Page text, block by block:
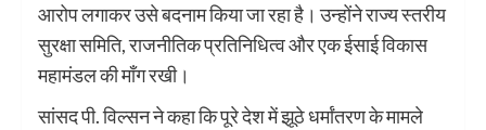
आरोप लगाकर उसे बदनाम किया जा रहा है। उन्होंने राज्य स्तरीय
सुरक्षा समिति, राजनीतिक प्रतिनिधित्व और एक ईसाई विकास
महामंडल की माँग रखी।
सांसद पी. विल्सन ने कहा कि पूरे देश में झूठे धर्मांतरण के मामले